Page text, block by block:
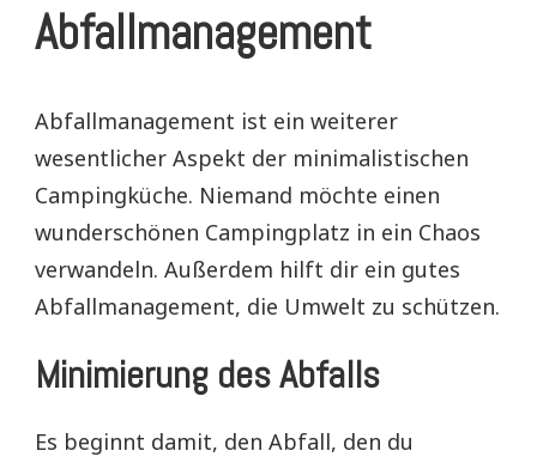
Abfallmanagement
Abfallmanagement ist ein weiterer
wesentlicher Aspekt der minimalistischen
Campingküche. Niemand möchte einen
wunderschönen Campingplatz in ein Chaos
verwandeln. Außerdem hilft dir ein gutes
Abfallmanagement, die Umwelt zu schützen.
Minimierung des Abfalls
Es beginnt damit, den Abfall, den du